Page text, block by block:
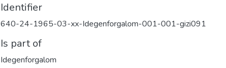
Identifier
640-24-1965-03-xx-Idegenforgalom-001-001-gizi091
Is part of
Idegenforgalom